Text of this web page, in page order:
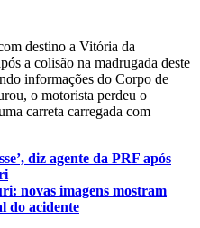
destino a Vitória da
a colisão na madrugada deste
informações do Corpo de
o motorista perdeu o
carreta carregada com
diz agente da PRF após
novas imagens mostram
do acidente